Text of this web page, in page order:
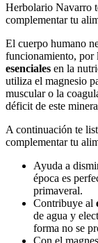
Herbolario Navarro
complementar tu
El cuerpo humano
funcionamiento, por
esenciales en la
utiliza el magnesio
muscular o la
déficit de este
A continuación te
complementar tu
Ayuda a
época es
primaveral.
Contribuye al
de agua y
forma no se
Con el